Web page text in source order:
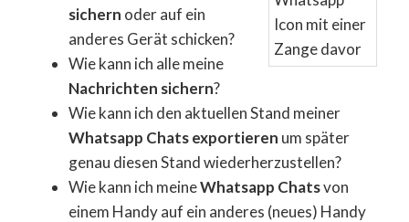
sichern oder auf ein
anderes Gerät schicken?
Wie kann ich alle meine
Nachrichten sichern?
Wie kann ich den aktuellen Stand meiner
Whatsapp Chats exportieren um später
genau diesen Stand wiederherzustellen?
Wie kann ich meineWhatsapp Chatsvon
einem Handy auf ein anderes (neues) Handy